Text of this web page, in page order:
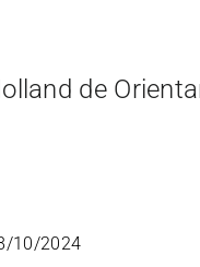
de
10/2024